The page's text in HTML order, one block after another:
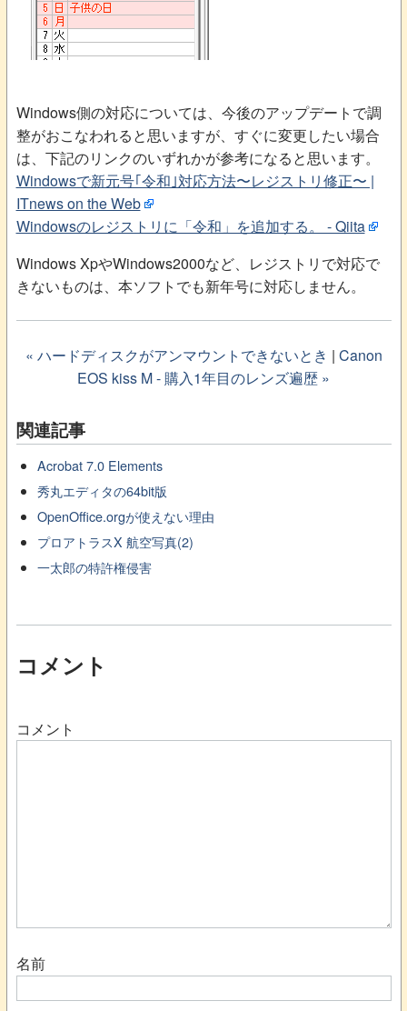
Windows側の対応については、今後のアップデートで調
整がおこなわれると思いますが、すぐに変更したい場合
は、下記のリンクのいずれかが参考になると思います。
Windowsで新元号｢令和｣対応方法〜レジストリ修正〜 |
ITnews on the Web
Windowsのレジストリに「令和」を追加する。 - Qiita
Windows XpやWindows2000など、レジストリで対応で
きないものは、本ソフトでも新年号に対応しません。
« ハードディスクがアンマウントできないとき | Canon
EOS kiss M - 購入1年目のレンズ遍歴 »
関連記事
Acrobat 7.0 Elements
秀丸エディタの64bit版
OpenOffice.orgが使えない理由
プロアトラスX 航空写真(2)
一太郎の特許権侵害
コメント
コメント
名前